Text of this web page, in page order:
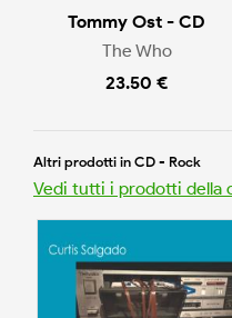
Tommy Ost - CD
The Who
23.50 €
Altri prodotti in CD - Rock
Vedi tutti i prodotti della